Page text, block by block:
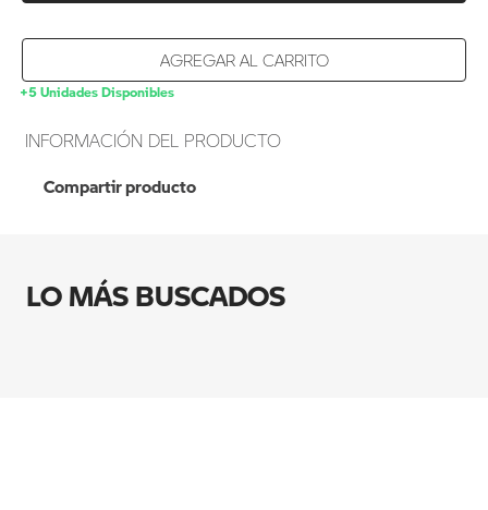
AGREGAR AL CARRITO
+5 Unidades Disponibles
INFORMACIÓN DEL PRODUCTO
Compartir producto
GS BMW
MOTORRAD
LO MÁS BUSCADOS